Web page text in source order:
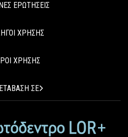
ΕΡΩΤΗΣΕΙΣ
ΧΡΗΣΗΣ
ΧΡΗΣΗΣ
ΣΕ